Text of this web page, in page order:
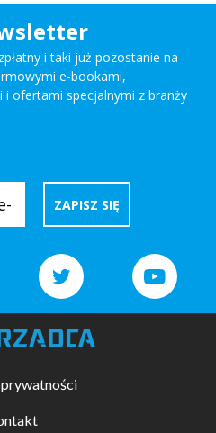
i taki już pozostanie na
e-bookami,
ofertami specjalnymi z branży